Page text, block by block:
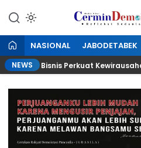
konten
Refleksi
NASIONAL JABODETABEK
NEWSBisnis Perkuat Kewirausahaan